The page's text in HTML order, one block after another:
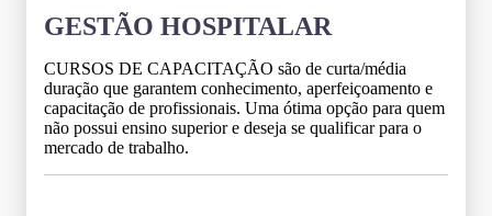
GESTÃO HOSPITALAR
CURSOS DE CAPACITAÇÃO são de curta/média
duração que garantem conhecimento, aperfeiçoamento e
capacitação de profissionais. Uma ótima opção para quem
não possui ensino superior e deseja se qualificar para o
mercado de trabalho.